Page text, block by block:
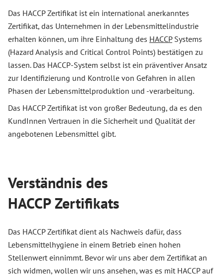
Das HACCP Zertifikat ist ein international anerkanntes
Zertifikat, das Unternehmen in der Lebensmittelindustrie
erhalten können, um ihre Einhaltung des HACCPSystems
(Hazard Analysis and Critical Control Points) bestätigen zu
lassen. Das HACCP-System selbst ist ein präventiver Ansatz
zur Identifizierung und Kontrolle von Gefahren in allen
Phasen der Lebensmittelproduktion und -verarbeitung.
Das HACCP Zertifikat ist von großer Bedeutung, da es den
KundInnen Vertrauen in die Sicherheit und Qualität der
angebotenen Lebensmittel gibt.
Verständnis des
HACCP Zertifikats
Das HACCP Zertifikat dient als Nachweis dafür, dass
Lebensmittelhygiene in einem Betrieb einen hohen
Stellenwert einnimmt. Bevor wir uns aber dem Zertifikat an
sich widmen, wollen wir uns ansehen, was es mit HACCP auf